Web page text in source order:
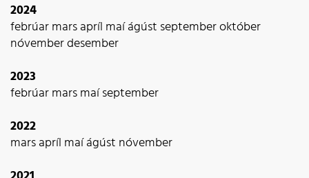
2024
febrúarmarsapríl maíágúst septemberoktóber
nóvemberdesember
2023
febrúarmarsmaíseptember
2022
marsapríl maíágúst nóvember